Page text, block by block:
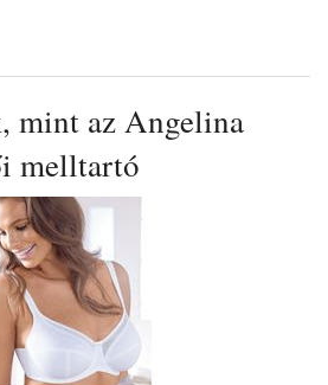
mint az Angelina
melltartó